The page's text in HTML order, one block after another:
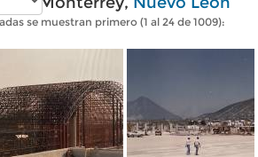
se muestran primero (1 al 24 de 1009):